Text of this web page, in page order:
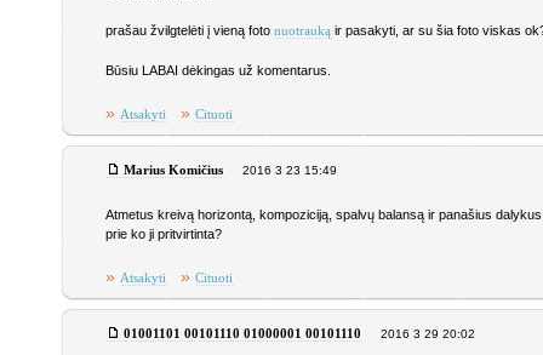
prašau žvilgtelėti į vieną fotonuotrauką ir pasakyti, ar su šia foto viskas
Būsiu LABAI dėkingas už komentarus.
» Atsakyti » Cituoti
Marius Komičius 2016 3 23 15:49
Atmetus kreivą horizontą, kompoziciją, spalvų balansą ir panašius
prie ko ji pritvirtinta?
» Atsakyti » Cituoti
01001101 00101110 01000001 00101110 2016 3 29 20:02